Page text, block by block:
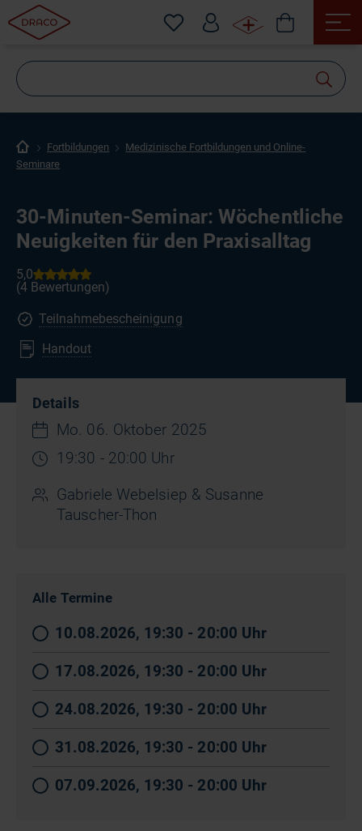
Fortbildungen
Medizinische Fortbildungen und Online-
Seminare
30-Minuten-Seminar: Wöchentliche
Neuigkeiten für den Praxisalltag
Teilnahmebescheinigung
Handout
Details
Mo. 06. Oktober 2025
19:30 - 20:00 Uhr
Gabriele Webelsiep & Susanne
Tauscher-Thon
Alle Termine
10.08.2026, 19:30 - 20:00 Uhr
17.08.2026, 19:30 - 20:00 Uhr
24.08.2026, 19:30 - 20:00 Uhr
31.08.2026, 19:30 - 20:00 Uhr
07.09.2026, 19:30 - 20:00 Uhr
suchen